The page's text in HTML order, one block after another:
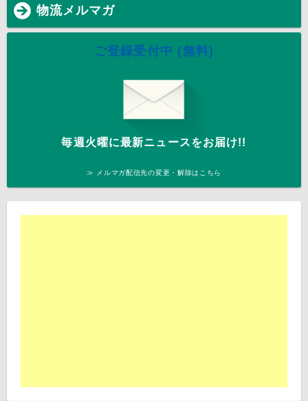
物流メルマガ
ご登録受付中 (無料)
毎週火曜に最新ニュースをお届け!!
≫ メルマガ配信先の変更・解除はこちら